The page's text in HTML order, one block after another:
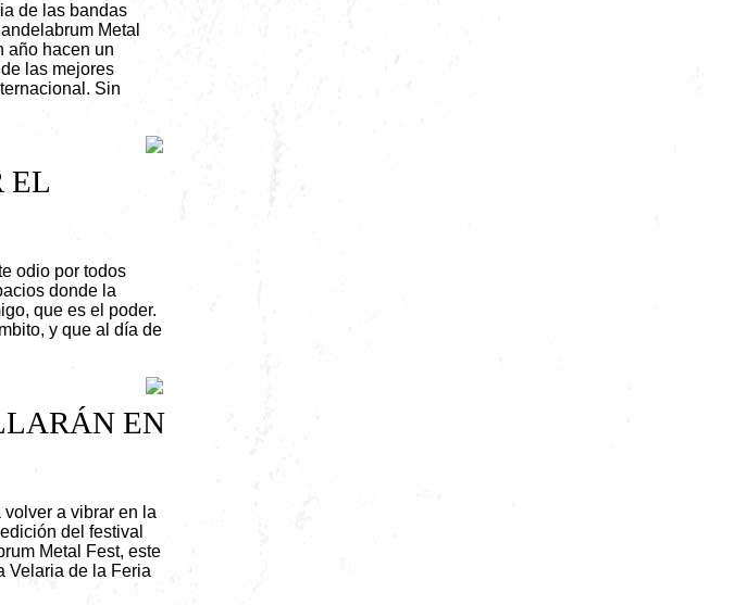
de las bandas
Metal
año hacen un
las mejores
Sin
EL
odio por todos
donde la
que es el poder.
y que al día de
EN
a vibrar en la
del festival
Metal Fest, este
Velaria de la Feria